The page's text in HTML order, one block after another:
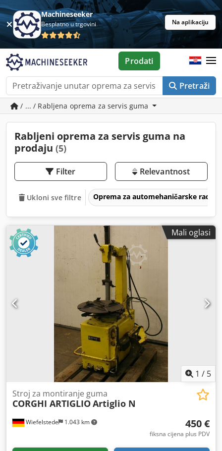
Machineseeker
Besplatno u trgovini Na aplikaciju
Pretraži
Prodati
/ ... / Rabljena oprema za servis guma
Rabljeni oprema za servis guma na
prodaju (5)
Filter Relevantnost
Ukloni sve filtre Oprema za automehaničarske
Mali oglasi
1 / 5
Wiefelstede 1.043 km
Stroj za montiranje guma
CORGHI ARTIGLIOArtiglio N
450 €
fiksna cijena plus PDV